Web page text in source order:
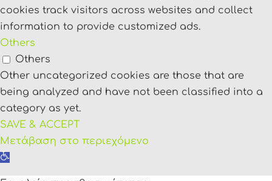
cookies track visitors across websites and collect
information to provide customized ads.
Others
Others
Other uncategorized cookies are those that are
being analyzed and have not been classified into a
category as yet.
SAVE & ACCEPT
Μετάβαση στο περιεχόμενο
Ανοίξτε